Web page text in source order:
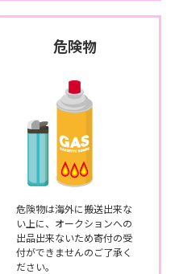
危険物
危険物は海外に搬送出来な
い上に、オークションへの
出品出来ないため寄付の受
付ができませんのご了承く
ださい。